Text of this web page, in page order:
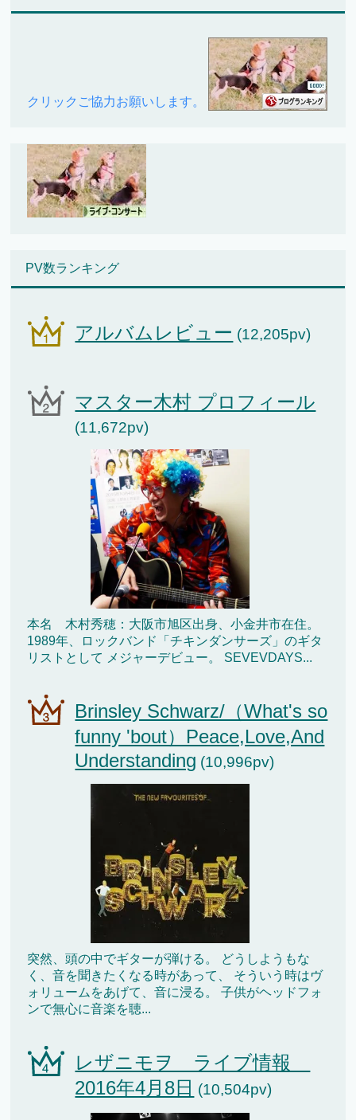
クリックご協力お願いします。
PV数ランキング
アルバムレビュー (12,205pv)
マスター木村 プロフィール
(11,672pv)
本名 木村秀穂：大阪市旭区出身、小金井市在住。
1989年、ロックバンド「チキンダンサーズ」のギタ
リストとして メジャーデビュー。 SEVEVDAYS...
Brinsley Schwarz/（What's so
funny 'bout）Peace,Love,And
Understanding (10,996pv)
突然、頭の中でギターが弾ける。 どうしようもな
く、音を聞きたくなる時があって、 そういう時はヴ
ォリュームをあげて、音に浸る。 子供がヘッドフォ
ンで無心に音楽を聴...
レザニモヲ ライブ情報
2016年4月8日 (10,504pv)